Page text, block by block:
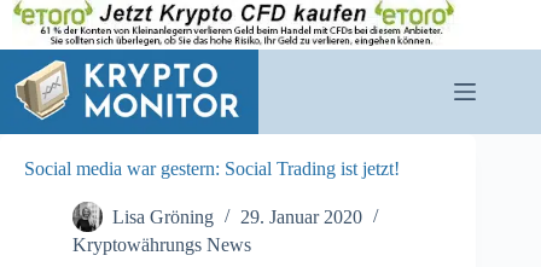
Zum
Inhalt
springen
Social media war gestern: Social Trading ist jetzt!
Lisa Gröning
29. Januar 2020
Kryptowährungs News